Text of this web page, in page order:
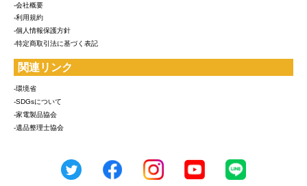
-会社概要
-利用規約
-個人情報保護方針
-特定商取引法に基づく表記
関連リンク
-環境省
-SDGsについて
-家電製品協会
-遺品整理士協会